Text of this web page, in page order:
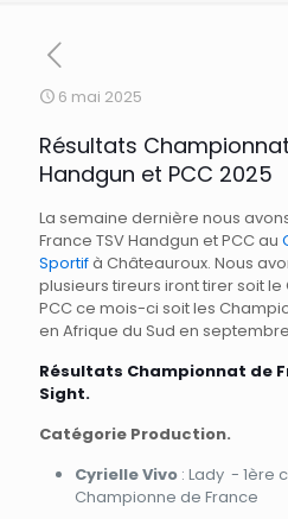
6 mai 2025
Résultats
Handgun et PCC 2025
La semaine dernière nous
France TSV Handgun et PCC au
Sportifà Châteauroux. Nous
plusieurs tireurs iront tirer soit
PCC ce mois-ci soit les
en Afrique du Sud en
Résultats Championnat de
Sight.
Catégorie Production.
Cyrielle Vivo : Lady - 1ère
Championne de France